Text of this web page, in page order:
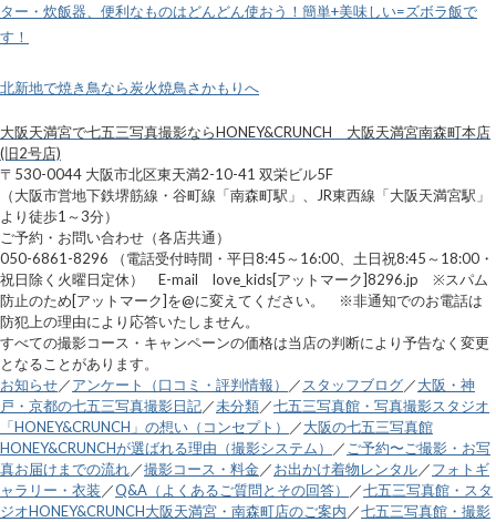
ター・炊飯器、便利なものはどんどん使おう！簡単+美味しい=ズボラ飯で
す！
北新地で焼き鳥なら炭火焼鳥さかもりへ
大阪天満宮で七五三写真撮影ならHONEY&CRUNCH 大阪天満宮南森町本店
(旧2号店)
〒530-0044 大阪市北区東天満2-10-41 双栄ビル5F
（大阪市営地下鉄堺筋線・谷町線「南森町駅」、JR東西線「大阪天満宮駅」
より徒歩1～3分）
ご予約・お問い合わせ（各店共通）
050-6861-8296 （電話受付時間・平日8:45～16:00、土日祝8:45～18:00・
祝日除く火曜日定休） E-mail love_kids[アットマーク]8296.jp ※スパム
防止のため[アットマーク]を@に変えてください。 ※非通知でのお電話は
防犯上の理由により応答いたしません。
すべての撮影コース・キャンペーンの価格は当店の判断により予告なく変更
となることがあります。
お知らせ／アンケート（口コミ・評判情報） ／ スタッフブログ／大阪・神
戸・京都の七五三写真撮影日記／未分類／七五三写真館・写真撮影スタジオ
「HONEY&CRUNCH」の想い（コンセプト）
／大阪の七五三写真館
HONEY&CRUNCHが選ばれる理由（撮影システム）
／ ご予約〜ご撮影・お写
真お届けまでの流れ／撮影コース・料金／お出かけ着物レンタル／フォトギ
ャラリー・衣装 ／Q&A（よくあるご質問とその回答） ／七五三写真館・スタ
ジオHONEY&CRUNCH大阪天満宮・南森町店のご案内 ／七五三写真館・撮影